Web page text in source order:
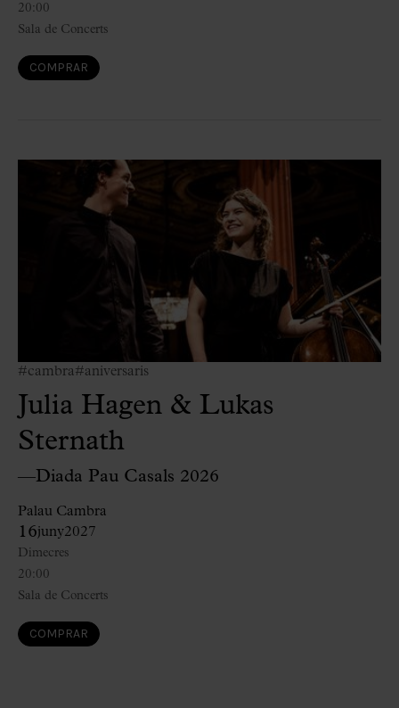
20:00
Sala de Concerts
COMPRAR
#cambra#aniversaris
Julia Hagen & Lukas
Sternath
—Diada Pau Casals 2026
Palau Cambra
16juny2027
20:00
Dimecres
Sala de Concerts
COMPRAR